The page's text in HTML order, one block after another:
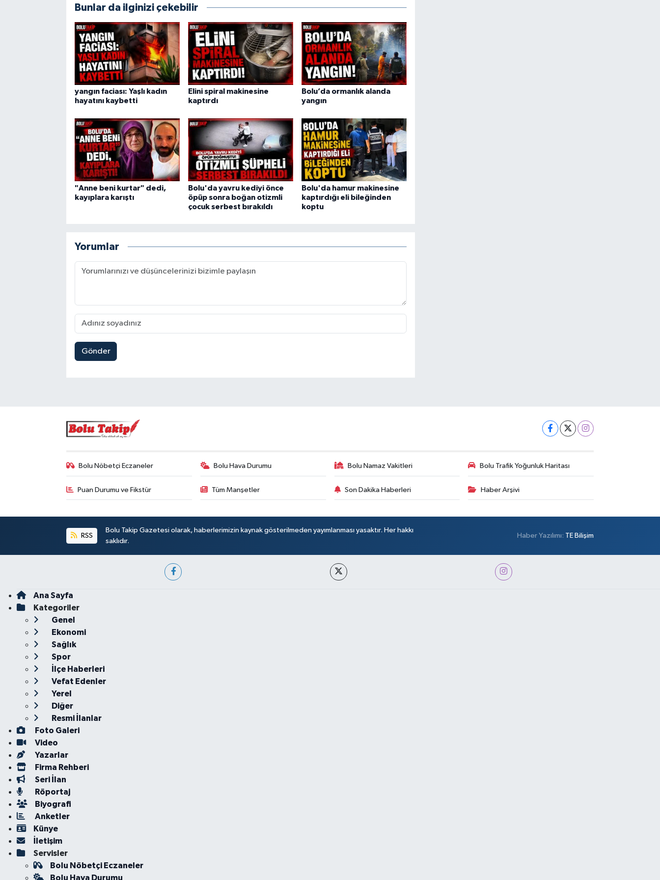
Bunlar da ilginizi çekebilir
yangın faciası: Yaşlı kadın
hayatını kaybetti
Elini spiral makinesine
kaptırdı
Bolu’da ormanlık alanda
yangın
"Anne beni kurtar" dedi,
kayıplara karıştı
Bolu'da yavru kediyi önce
öpüp sonra boğan otizmli
çocuk serbest bırakıldı
Bolu'da hamur makinesine
kaptırdığı eli bileğinden
koptu
Yorumlar
Gönder
Bolu Nöbetçi Eczaneler Bolu Hava Durumu Bolu Namaz Vakitleri Bolu Trafik Yoğunluk Haritası
Puan Durumu ve Fikstür Tüm Manşetler Son Dakika Haberleri Haber Arşivi
RSS
Bolu Takip Gazetesi olarak, haberlerimizin kaynak gösterilmeden yayımlanması yasaktır. Her hakkı
saklıdır.
Haber Yazılımı: TE Bilişim
Ana Sayfa
Kategoriler
Genel
Ekonomi
Sağlık
Spor
İlçe Haberleri
Vefat Edenler
Yerel
Diğer
Resmi İlanlar
Foto Galeri
Video
Yazarlar
Firma Rehberi
Seri İlan
Röportaj
Biyografi
Anketler
Künye
İletişim
Servisler
Bolu Nöbetçi Eczaneler
Bolu Hava Durumu